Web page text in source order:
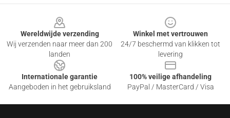
Wereldwijde verzending
Wij verzenden naar meer dan 200
landen
Winkel met vertrouwen
24/7 beschermd van klikken tot
levering
Internationale garantie
Aangeboden in het gebruiksland
100% veilige afhandeling
PayPal / MasterCard / Visa